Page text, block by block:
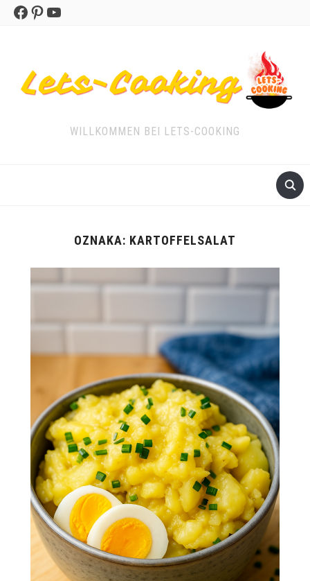
Facebook
Pinterest
YouTube
WILLKOMMEN BEI LETS-COOKING
OZNAKA: KARTOFFELSALAT